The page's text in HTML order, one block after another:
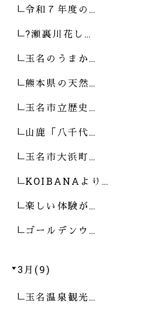
令和７年度の…
?瀬裏川花し…
玉名のうまか…
熊本県の天然…
玉名市立歴史…
山鹿「八千代…
玉名市大浜町…
KOIBANAより…
楽しい体験が…
ゴールデンウ…
3月(9)
玉名温泉観光…